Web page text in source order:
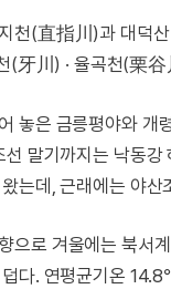
천(直指川)과 대덕
(牙川) · 율곡천(栗
놓은 금릉평야와 개
선 말기까지는 낙동
는데, 근래에는 야산
으로 겨울에는 북서
덥다. 연평균기온